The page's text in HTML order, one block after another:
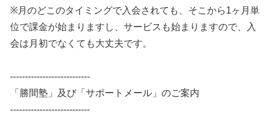
※月のどこのタイミングで入会されても、そこから1ヶ月単
位で課金が始まりますし、サービスも始まりますので、入
会は月初でなくても大丈夫です。
---------------------------
「勝間塾」及び「サポートメール」のご案内
---------------------------